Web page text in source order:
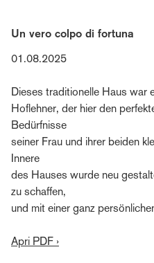
Un vero colpo di fortuna
01.08.2025
Dieses traditionelle Haus war
Hoflehner, der hier den
Bedürfnisse
seiner Frau und ihrer beiden
Innere
des Hauses wurde neu
zu schaffen,
und mit einer ganz
Apri PDF ›